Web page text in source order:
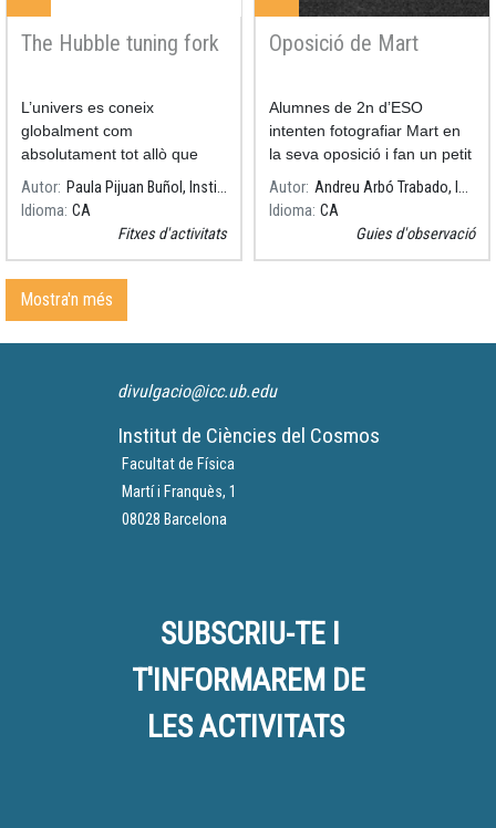
The Hubble tuning fork
L’univers es coneix
globalment com
absolutament tot allò que
existeix, des dels objectes
més petits fins a galàxies
senceres, nebuloses o tots
Autor
Paula Pijuan Buñol, Institut Guindàvols
Idioma CA
Fitxes d'activitats
Oposició de Mart
Alumnes de 2n d’ESO
intenten fotografiar Mart en
la seva oposició i fan un petit
debat sobre la «cursa» cap a
Mart
Autor
Andreu Arbó Trabado, INS Lladonosa
Idioma CA
Guies d'observació
Mostra'n més
divulgacio@icc.ub.edu
Institut de Ciències del Cosmos
Facultat de Física
Martí i Franquès, 1
08028 Barcelona
SUBSCRIU-TE I
T'INFORMAREM DE
LES ACTIVITATS